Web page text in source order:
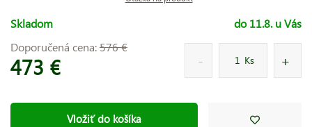
Skladom
do 11.8. u Vás
Doporučená cena:576 €
473 € Ks
Vložiť do košíka